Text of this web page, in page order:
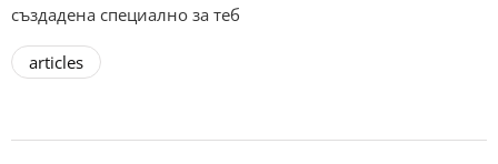
създадена специално за теб
articles